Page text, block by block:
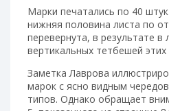
Марки печатались по 40
нижняя половина листа по
перевернута, в результате в
вертикальных тетбешей этих
Заметка Лаврова
марок с ясно видным
типов. Однако обращает